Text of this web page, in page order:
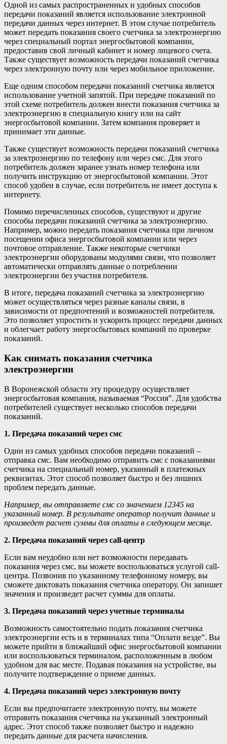
Одной из самых распространенных и удобных способов
передачи показаний является использование электронной
передачи данных через интернет. В этом случае потребитель
может передать показания своего счетчика за электроэнергию
через специальный портал энергосбытовой компании,
предоставив свой личный кабинет и номер лицевого счета.
Также существует возможность передачи показаний счетчика
через электронную почту или через мобильное приложение.
Еще одним способом передачи показаний счетчика является
использование учетной запятой. При передаче показаний по
этой схеме потребитель должен внести показания счетчика за
электроэнергию в специальную книгу или на сайт
энергосбытовой компании. Затем компания проверяет и
принимает эти данные.
Также существует возможность передачи показаний счетчика
за электроэнергию по телефону или через смс. Для этого
потребитель должен заранее узнать номер телефона или
получить инструкцию от энергосбытовой компании. Этот
способ удобен в случае, если потребитель не имеет доступа к
интернету.
Помимо перечисленных способов, существуют и другие
способы передачи показаний счетчика за электроэнергию.
Например, можно передать показания счетчика при личном
посещении офиса энергосбытовой компании или через
почтовое отправление. Также некоторые счетчики
электроэнергии оборудованы модулями связи, что позволяет
автоматически отправлять данные о потреблении
электроэнергии без участия потребителя.
В итоге, передача показаний счетчика за электроэнергию
может осуществляться через разные каналы связи, в
зависимости от предпочтений и возможностей потребителя.
Это позволяет упростить и ускорить процесс передачи данных
и облегчает работу энергосбытовых компаний по проверке
показаний.
Как снимать показания счетчика
электроэнергии
В Воронежской области эту процедуру осуществляет
энергосбытовая компания, называемая “Россия”. Для удобства
потребителей существует несколько способов передачи
показаний.
1. Передача показаний через смс
Один из самых удобных способов передачи показаний –
отправка смс. Вам необходимо отправить смс с показаниями
счетчика на специальный номер, указанный в платежных
реквизитах. Этот способ позволяет быстро и без лишних
проблем передать данные.
Например, вы отправляете смс со значением 12345 на
указанный номер. В результате оператор получит данные и
произведет расчет суммы для оплаты в следующем месяце.
2. Передача показаний через call-центр
Если вам неудобно или нет возможности передавать
показания через смс, вы можете воспользоваться услугой call-
центра. Позвонив по указанному телефонному номеру, вы
сможете диктовать показания счетчика оператору. Он запишет
значения и произведет расчет суммы для оплаты.
3. Передача показаний через учетные терминалы
Возможность самостоятельно подать показания счетчика
электроэнергии есть и в терминалах типа “Оплати везде”. Вы
можете прийти в ближайший офис энергосбытовой компании
или воспользоваться терминалом, расположенным в любом
удобном для вас месте. Подавая показания на устройстве, вы
получите подтверждение о приеме данных.
4. Передача показаний через электронную почту
Если вы предпочитаете электронную почту, вы можете
отправить показания счетчика на указанный электронный
адрес. Этот способ также позволяет быстро и надежно
передать данные для расчета начисления.